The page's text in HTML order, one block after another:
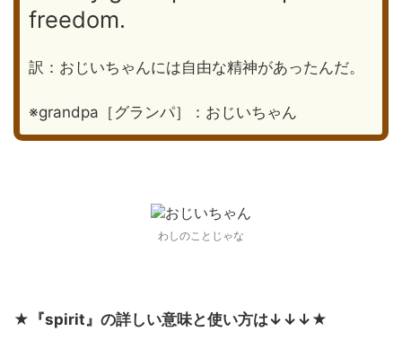
freedom.
訳：おじいちゃんには自由な精神があったんだ。
※grandpa［グランパ］：おじいちゃん
わしのことじゃな
★ 『spirit』の詳しい意味と使い方は↓↓↓ ★